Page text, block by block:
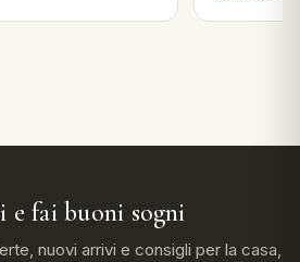
e fai buoni sogni
nuovi arrivi e consigli per la casa,